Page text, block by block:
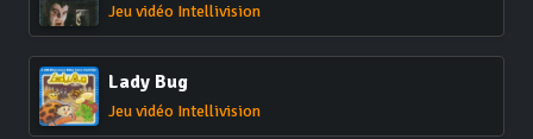
Jeu vidéo Intellivision
Lady Bug
Jeu vidéo Intellivision